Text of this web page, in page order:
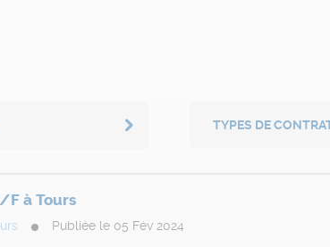
F à Tours
Publiée le 05 Fév 2024